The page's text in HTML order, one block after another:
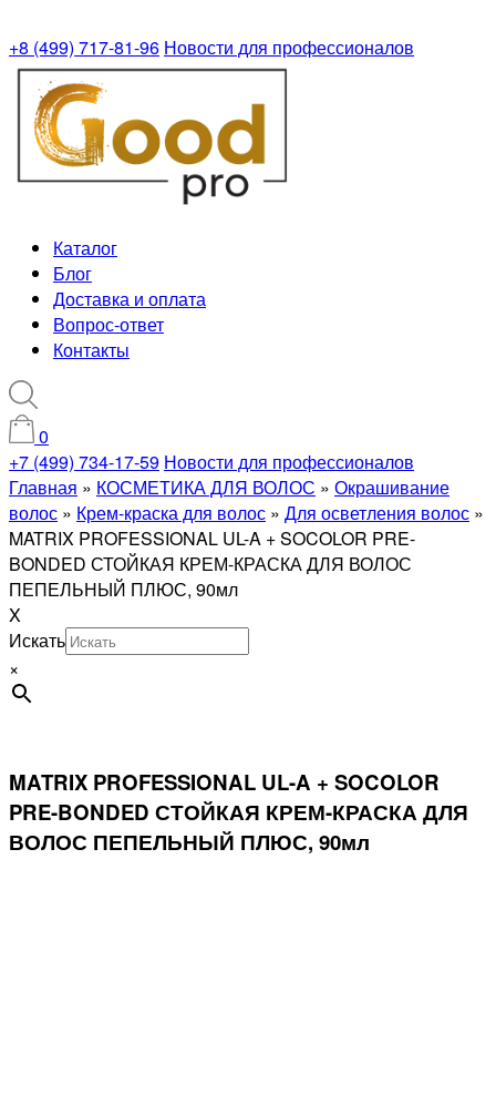
+8 (499) 717-81-96 Новости для профессионалов
Каталог
Блог
Доставка и оплата
Вопрос-ответ
Контакты
0
+7 (499) 734-17-59 Новости для профессионалов
Главная » КОСМЕТИКА ДЛЯ ВОЛОС » Окрашивание
волос » Крем-краска для волос » Для осветления волос »
MATRIX PROFESSIONAL UL-A + SOCOLOR PRE-
BONDED СТОЙКАЯ КРЕМ-КРАСКА ДЛЯ ВОЛОС
ПЕПЕЛЬНЫЙ ПЛЮС, 90мл
X
Искать
×
MATRIX PROFESSIONAL UL-A + SOCOLOR
PRE-BONDED СТОЙКАЯ КРЕМ-КРАСКА ДЛЯ
ВОЛОС ПЕПЕЛЬНЫЙ ПЛЮС, 90мл